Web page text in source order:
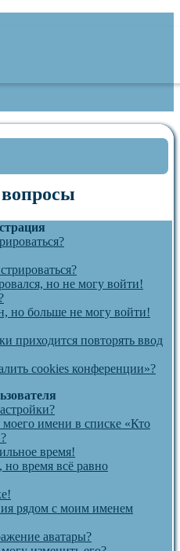
но не могу войти!
но больше не могу войти!
приходится повторять ввод
cookies конференции»?
имени в списке «Кто
время!
время всё равно
рядом с моим именем
аватары?